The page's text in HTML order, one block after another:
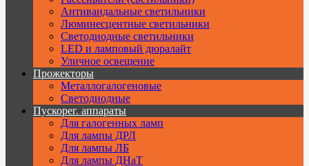
Антивандальные светильники
Люминесцентные светильники
Cветодиодные светильники
LED и ламповый дюралайт
Уличное освещение
Прожекторы
Металлогалогеновые
Светодиодные
Пускорег. аппараты
Для галогенных ламп
Для лампы ДРЛ
Для лампы ЛБ
Для лампы ДНаТ